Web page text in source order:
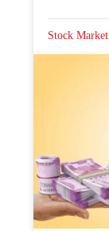
Stock Market